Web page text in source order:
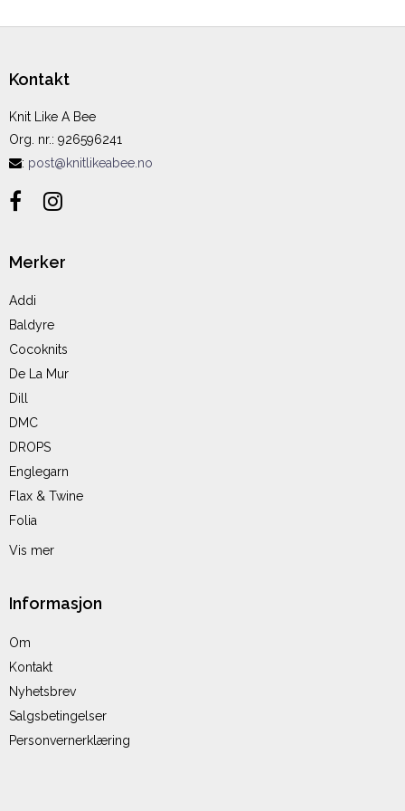
Kontakt
Knit Like A Bee
Org. nr.: 926596241
: post@knitlikeabee.no
Merker
Addi
Baldyre
Cocoknits
De La Mur
Dill
DMC
DROPS
Englegarn
Flax & Twine
Folia
Vis mer
Informasjon
Om
Kontakt
Nyhetsbrev
Salgsbetingelser
Personvernerklæring